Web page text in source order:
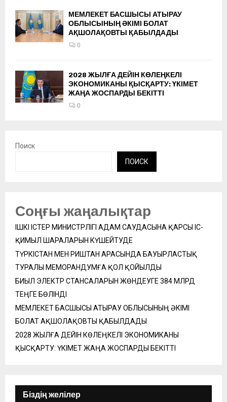
МЕМЛЕКЕТ БАСШЫСЫ АТЫРАУ
ОБЛЫСЫНЫҢ ӘКІМІ БОЛАТ
АҚШОЛАҚОВТЫ ҚАБЫЛДАДЫ
0
2028 ЖЫЛҒА ДЕЙІН КӨЛЕҢКЕЛІ
ЭКОНОМИКАНЫ ҚЫСҚАРТУ: ҮКІМЕТ
ЖАҢА ЖОСПАРДЫ БЕКІТТІ
0
Поиск
ПОИСК
Соңғы жаңалықтар
ІШКІ ІСТЕР МИНИСТРЛІГІ АДАМ САУДАСЫНА ҚАРСЫ ІС-
ҚИМЫЛ ШАРАЛАРЫН КҮШЕЙТУДЕ
ТҮРКІСТАН МЕН РИШТАН АРАСЫНДА БАУЫРЛАСТЫҚ
ТУРАЛЫ МЕМОРАНДУМҒА ҚОЛ ҚОЙЫЛДЫ
БИЫЛ ЭЛЕКТР СТАНСАЛАРЫН ЖӨНДЕУГЕ 384 МЛРД
ТЕҢГЕ БӨЛІНДІ
МЕМЛЕКЕТ БАСШЫСЫ АТЫРАУ ОБЛЫСЫНЫҢ ӘКІМІ
БОЛАТ АҚШОЛАҚОВТЫ ҚАБЫЛДАДЫ
2028 ЖЫЛҒА ДЕЙІН КӨЛЕҢКЕЛІ ЭКОНОМИКАНЫ
ҚЫСҚАРТУ: ҮКІМЕТ ЖАҢА ЖОСПАРДЫ БЕКІТТІ
Біздің желілер